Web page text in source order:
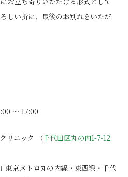
しい折に、最後のお別れをいただ
〜 17:00
リニック （千代田区丸の内1-7-12
東京メトロ丸の内線・東西線・千代